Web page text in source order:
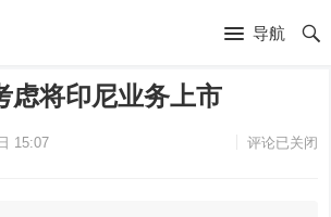
导航
虑将印尼业务上市
15:07 评论已关闭